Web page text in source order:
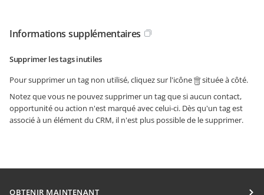
Informations supplémentaires
Supprimer les tags inutiles
Pour supprimer un tag non utilisé, cliquez sur l'icône
située à côté.
Notez que vous ne pouvez supprimer un tag que si aucun contact,
opportunité ou action n'est marqué avec celui-ci. Dès qu'un tag est
associé à un élément du CRM, il n'est plus possible de le supprimer.
OBTENIR MAINTENANT